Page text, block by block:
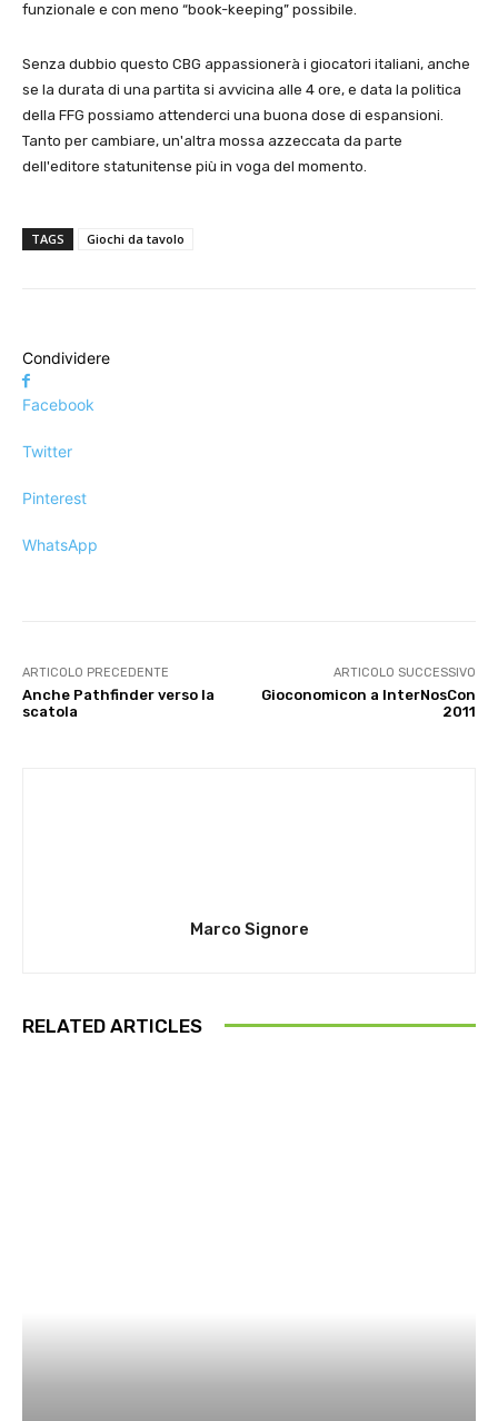
funzionale e con meno “book-keeping” possibile.
Senza dubbio questo CBG appassionerà i giocatori italiani, anche
se la durata di una partita si avvicina alle 4 ore, e data la politica
della FFG possiamo attenderci una buona dose di espansioni.
Tanto per cambiare, un'altra mossa azzeccata da parte
dell'editore statunitense più in voga del momento.
TAGS Giochi da tavolo
Condividere
Facebook
Twitter
Pinterest
WhatsApp
ARTICOLO PRECEDENTE
Anche Pathfinder verso la
scatola
ARTICOLO SUCCESSIVO
Gioconomicon a InterNosCon
2011
Marco Signore
RELATED ARTICLES